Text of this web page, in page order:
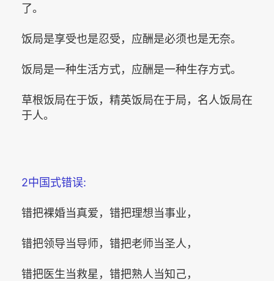
了。
饭局是享受也是忍受，应酬是必须也是无奈。
饭局是一种生活方式，应酬是一种生存方式。
草根饭局在于饭，精英饭局在于局，名人饭局在
于人。
2中国式错误:
错把裸婚当真爱，错把理想当事业，
错把领导当导师，错把老师当圣人，
错把医生当救星，错把熟人当知己，